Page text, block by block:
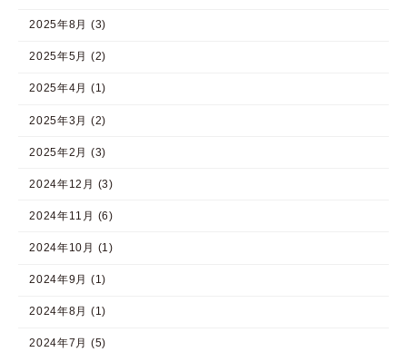
2025年8月 (3)
2025年5月 (2)
2025年4月 (1)
2025年3月 (2)
2025年2月 (3)
2024年12月 (3)
2024年11月 (6)
2024年10月 (1)
2024年9月 (1)
2024年8月 (1)
2024年7月 (5)